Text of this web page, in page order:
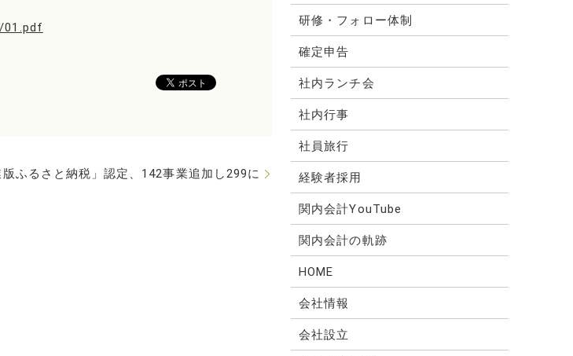
01.pdf
版ふるさと納税」認定、142事業追加し299に
研修・フォロー体制
確定申告
社内ランチ会
社内行事
社員旅行
経験者採用
関内会計YouTube
関内会計の軌跡
HOME
会社情報
会社設立